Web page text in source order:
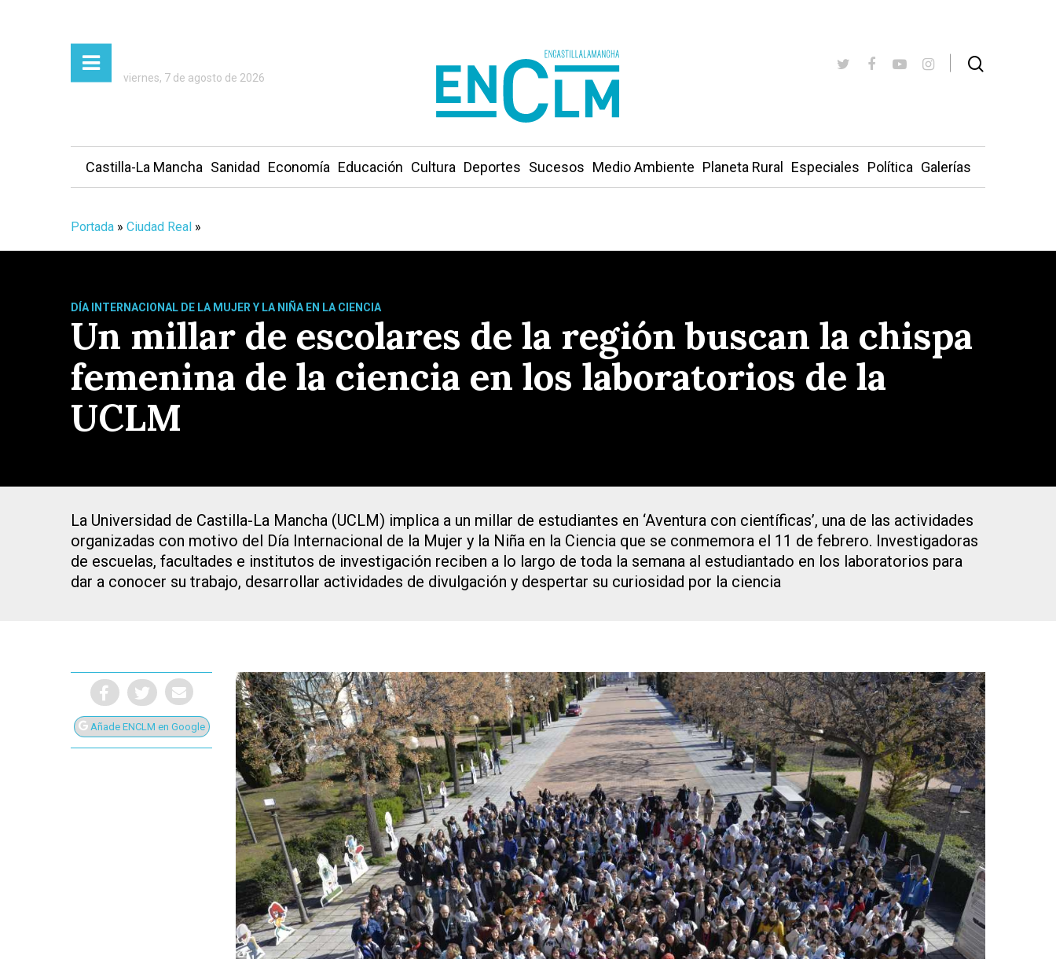
viernes, 7 de agosto de 2026
Castilla-La Mancha Sanidad Economía Educación Cultura Deportes Sucesos Medio Ambiente Planeta Rural Especiales Política Galerías
Portada » Ciudad Real »
DÍA INTERNACIONAL DE LA MUJER Y LA NIÑA EN LA CIENCIA
Un millar de escolares de la región buscan la chispa
femenina de la ciencia en los laboratorios de la
UCLM
La Universidad de Castilla-La Mancha (UCLM) implica a un millar de estudiantes en ‘Aventura con científicas’, una de las actividades
organizadas con motivo del Día Internacional de la Mujer y la Niña en la Ciencia que se conmemora el 11 de febrero. Investigadoras
de escuelas, facultades e institutos de investigación reciben a lo largo de toda la semana al estudiantado en los laboratorios para
dar a conocer su trabajo, desarrollar actividades de divulgación y despertar su curiosidad por la ciencia
Añade ENCLM en Google